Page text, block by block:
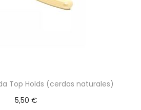
Top Holds (cerdas naturales)
5,50 €